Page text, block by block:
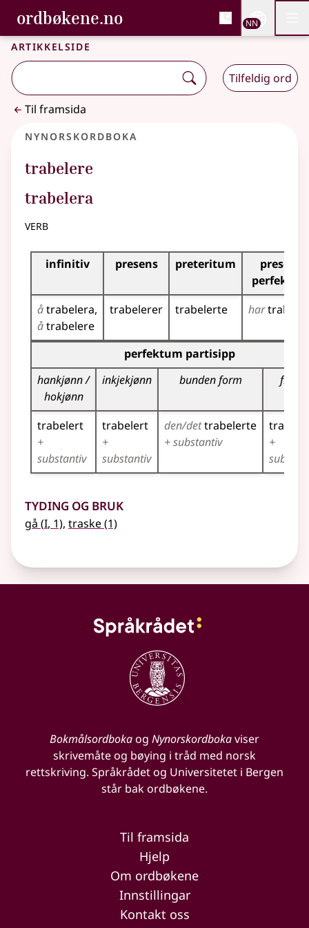
Gå til hovudinnhald
Tilgjenge
ordbøkene.no, Bokmålsordboka og
Bokmålsordboka og Nynorskordboka
NN
Artikkelside
Tilfeldig ord
Til framsida
Nynorskordboka
trabelere
trabelera
verb
Bøyningstabell for dette verbet
infinitiv presens preteritum
presens
åtrabelera
åtrabelere
trabelerer trabelerte har
Bøyningstabell for dette verbet (partisippformer)
perfektum partisipp
hankjønn /
hokjønn
inkjekjønn bunden form
trabelert
+
substantiv
trabelert
+
substantiv
den/dettrabelerte
+ substantiv
+
Tyding og bruk
gå (1
I, 1), traske(1)
Bokmålsordbokaog Nynorskordbokaviser
skrivemåte og bøying i tråd med norsk
rettskriving. Språkrådet og Universitetet i Bergen
står bak ordbøkene.
Til framsida
Hjelp
Om ordbøkene
Innstillingar
Kontakt oss